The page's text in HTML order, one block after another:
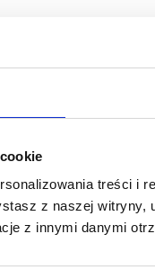
treści i
z naszej witryny,
z innymi danymi